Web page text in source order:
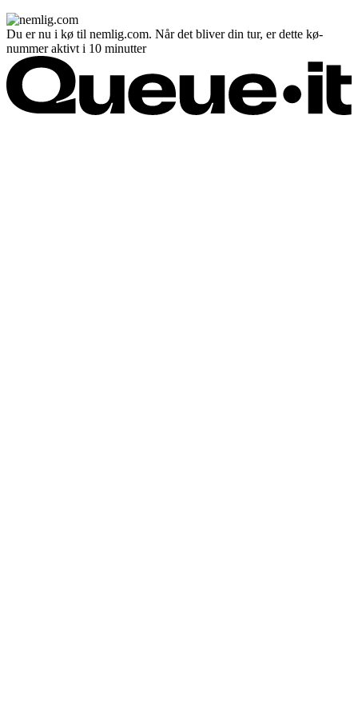
Du er nu i kø til nemlig.com. Når det bliver din tur, er dette kø-
nummer aktivt i 10 minutter